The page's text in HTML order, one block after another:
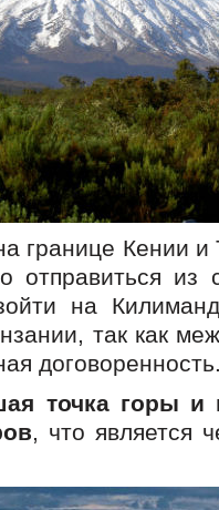
границе Кении и
из
на
так как
точка горы и
, что является